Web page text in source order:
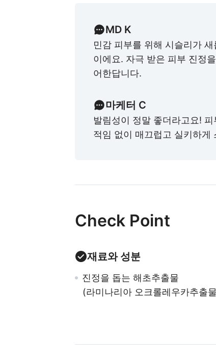
MD K
민감 피부를 위해 시슬리가
이에요. 자극 받은 피부 진정
어한답니다.
마케터 C
발림성이 정말 좋더라고요!
적임 없이 매끄럽고 실키하게
Check Point
재료와 성분
진정을 돕는 해초추출물
(라미나리아 오크롤레우카추출